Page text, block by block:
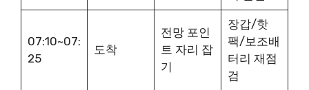
07:10~07:
25
도착
전망 포인
트 자리 잡
기
장갑/핫
팩/보조배
터리 재점
검